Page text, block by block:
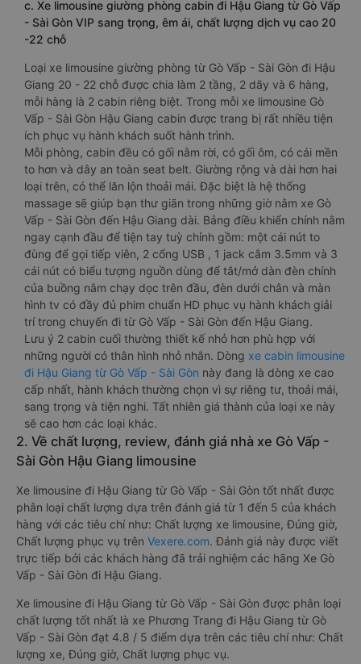
c. Xe limousine giường phòng cabin đi Hậu Giang từ Gò Vấp
- Sài Gòn VIP sang trọng, êm ái, chất lượng dịch vụ cao 20
-22 chỗ
Loại xe limousine giường phòng từ Gò Vấp - Sài Gòn đi Hậu
Giang 20 - 22 chỗ được chia làm 2 tầng, 2 dãy và 6 hàng,
mỗi hàng là 2 cabin riêng biệt. Trong mỗi xe limousine Gò
Vấp - Sài Gòn Hậu Giang cabin được trang bị rất nhiều tiện
ích phục vụ hành khách suốt hành trình.
Mỗi phòng, cabin đều có gối nằm rời, có gối ôm, có cái mền
to hơn và dây an toàn seat belt. Giường rộng và dài hơn hai
loại trên, có thể lăn lộn thoải mái. Đặc biệt là hệ thống
massage sẽ giúp bạn thư giãn trong những giờ nằm xe Gò
Vấp - Sài Gòn đến Hậu Giang dài. Bảng điều khiển chính nằm
ngay cạnh đầu để tiện tay tuỳ chỉnh gồm: một cái nút to
đùng để gọi tiếp viên, 2 cổng USB , 1 jack cắm 3.5mm và 3
cái nút có biểu tượng nguồn dùng để tắt/mở dàn đèn chính
của buồng nằm chạy dọc trên đầu, đèn dưới chân và màn
hình tv có đầy đủ phim chuẩn HD phục vụ hành khách giải
trí trong chuyến đi từ Gò Vấp - Sài Gòn đến Hậu Giang.
Lưu ý 2 cabin cuối thường thiết kế nhỏ hơn phù hợp với
những người có thân hình nhỏ nhắn. Dòng xe cabin limousine
đi Hậu Giang từ Gò Vấp - Sài Gòn này đang là dòng xe cao
cấp nhất, hành khách thường chọn vì sự riêng tư, thoải mái,
sang trọng và tiện nghi. Tất nhiên giá thành của loại xe này
sẽ cao hơn các loại khác.
2. Về chất lượng, review, đánh giá nhà xe Gò Vấp -
Sài Gòn Hậu Giang limousine
Xe limousine đi Hậu Giang từ Gò Vấp - Sài Gòn tốt nhất được
phân loại chất lượng dựa trên đánh giá từ 1 đến 5 của khách
hàng với các tiêu chí như: Chất lượng xe limousine, Đúng giờ,
Chất lượng phục vụ trên Vexere.com. Đánh giá này được viết
trực tiếp bởi các khách hàng đã trải nghiệm các hãng Xe Gò
Vấp - Sài Gòn đi Hậu Giang.
Xe limousine đi Hậu Giang từ Gò Vấp - Sài Gòn được phân loại
chất lượng tốt nhất là xe Phương Trang đi Hậu Giang từ Gò
Vấp - Sài Gòn đạt 4.8 / 5 điểm dựa trên các tiêu chí như: Chất
lượng xe, Đúng giờ, Chất lượng phục vụ.